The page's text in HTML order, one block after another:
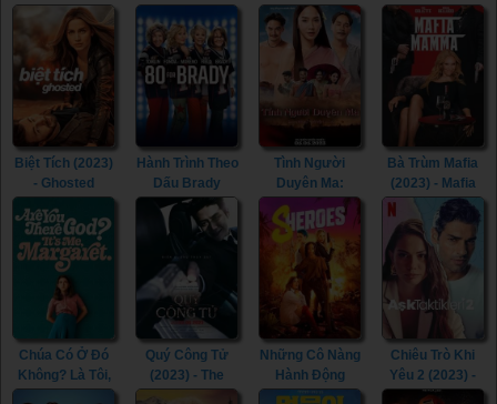
Phenomena
(2023)
of Plastic (2022)
Kiss! (2023)
Biệt Tích (2023)
- Ghosted
Hành Trình Theo
Dấu Brady
(2023) - 80 for
Brady (2023)
Tình Người
Duyên Ma:
Ngoại Truyện
(2023) - Tid Noi:
More Than True
Love (2023)
Bà Trùm Mafia
(2023) - Mafia
Mamma (2023)
Chúa Có Ở Đó
Không? Là Tôi,
Margaret (2023)
Quý Công Tử
(2023) - The
Những Cô Nàng
Hành Động
(2023) -
Chiêu Trò Khi
Yêu 2 (2023) -
Love Tactics 2